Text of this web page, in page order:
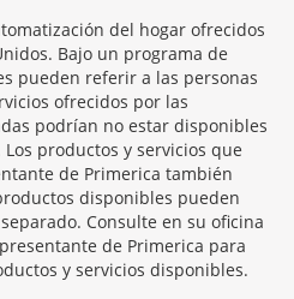
del hogar ofrecidos
Bajo un programa de
pueden referir a las personas
ofrecidos por las
podrían no estar disponibles
productos y servicios que
de Primerica también
disponibles pueden
Consulte en su oficina
de Primerica para
y servicios disponibles.